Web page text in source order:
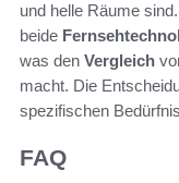
und helle Räume
beide
was den Vergleich
macht. Die
spezifischen
FAQ